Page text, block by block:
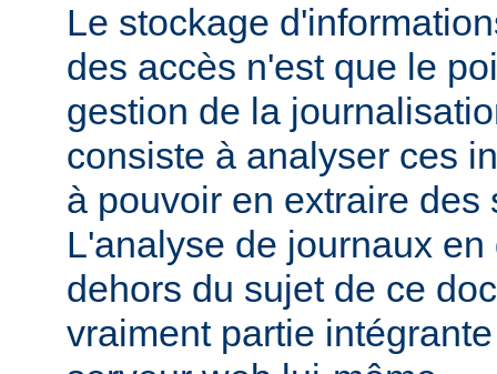
Le stockage
des accès n'est que le
gestion de la
consiste à analyser ces
à pouvoir en extraire des
L'analyse de journaux
dehors du sujet de ce
vraiment partie